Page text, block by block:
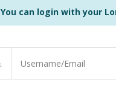
You can login with your